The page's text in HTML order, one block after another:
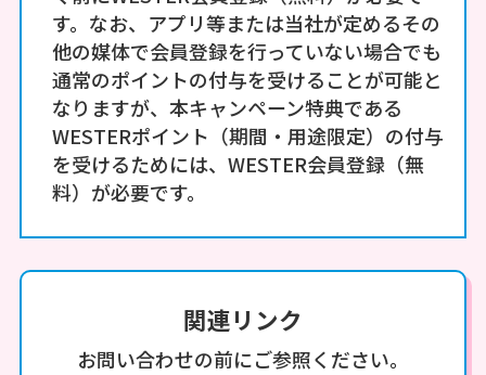
す。なお、アプリ等または当社が定めるその
他の媒体で会員登録を行っていない場合でも
通常のポイントの付与を受けることが可能と
なりますが、本キャンペーン特典である
WESTERポイント（期間・用途限定）の付与
を受けるためには、WESTER会員登録（無
料）が必要です。
・本キャンペーンの対象サービスは、以下の通
りです。
①JR西日本グループが提供する、WESTERポイ
ントがたまるサービス
※「税込110円=1ポイント」たまる店舗・施
関連リンク
お問い合わせの前にご参照ください。